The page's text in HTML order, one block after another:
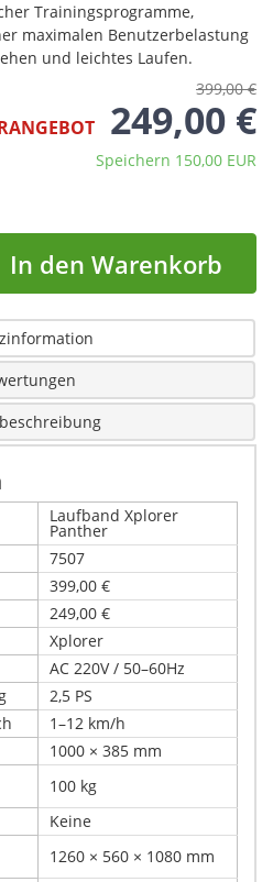
Trainingsprogramme,
maximalen Benutzerbelastung
und leichtes Laufen.
399,00 €
249,00 €
Speichern 150,00 EUR
In den Warenkorb
Laufband Xplorer
Panther
7507
399,00 €
249,00 €
Xplorer
AC 220V / 50–60Hz
2,5 PS
1–12 km/h
1000 × 385 mm
100 kg
Keine
1260 × 560 × 1080 mm